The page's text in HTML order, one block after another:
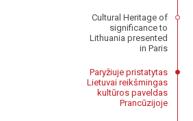
Cultural Heritage of
significance to
Lithuania presented
in Paris
Paryžiuje pristatytas
Lietuvai reikšmingas
kultūros paveldas
Prancūzijoje